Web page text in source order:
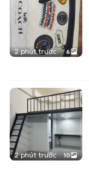
2 phút trước 6
2 phút trước 10